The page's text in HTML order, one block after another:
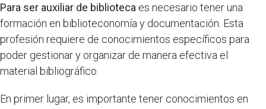
Para ser auxiliar de biblioteca es necesario tener una
formación en biblioteconomía y documentación. Esta
profesión requiere de conocimientos específicos para
poder gestionar y organizar de manera efectiva el
material bibliográfico.
En primer lugar, es importante tener conocimientos en